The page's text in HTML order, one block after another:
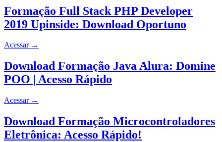
Formação Full Stack PHP Developer
2019 Upinside: Download Oportuno
Acessar →
Download Formação Java Alura: Domine
POO | Acesso Rápido
Acessar →
Download Formação Microcontroladores
Eletrônica: Acesso Rápido!